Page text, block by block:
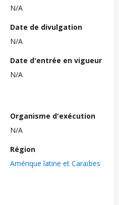
N/A
Date de divulgation
N/A
Date d'entrée en vigueur
N/A
Organisme d'exécution
N/A
Région
Amérique latine et Caraïbes